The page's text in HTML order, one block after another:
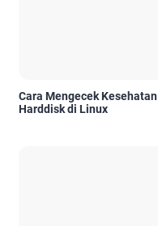
Cara Mengecek Kesehatan
Harddisk di Linux